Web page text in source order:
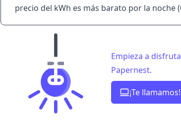
precio del kWh es más barato por la noche
Empieza a
Papernest.
¡Te llamamos!